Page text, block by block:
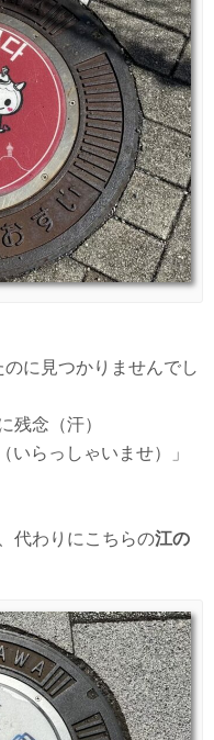
に見つかりませんでし
残念（汗）
いらっしゃいませ）」
代わりにこちらの江の